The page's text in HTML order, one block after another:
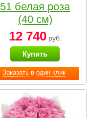
Заказать в один клик
51 белая роза
(40 см)
12 740руб.
Купить